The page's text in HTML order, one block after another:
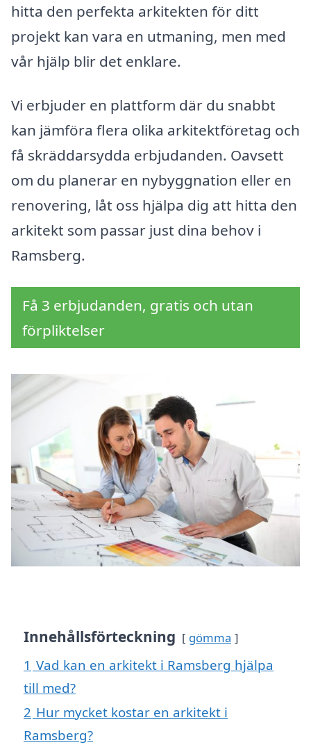
hitta den perfekta arkitekten för ditt
projekt kan vara en utmaning, men med
vår hjälp blir det enklare.
Vi erbjuder en plattform där du snabbt
kan jämföra flera olika arkitektföretag och
få skräddarsydda erbjudanden. Oavsett
om du planerar en nybyggnation eller en
renovering, låt oss hjälpa dig att hitta den
arkitekt som passar just dina behov i
Ramsberg.
Få 3 erbjudanden, gratis och utan
förpliktelser
Innehållsförteckning gömma
1 Vad kan en arkitekt i Ramsberg hjälpa
till med?
2 Hur mycket kostar en arkitekt i
Ramsberg?